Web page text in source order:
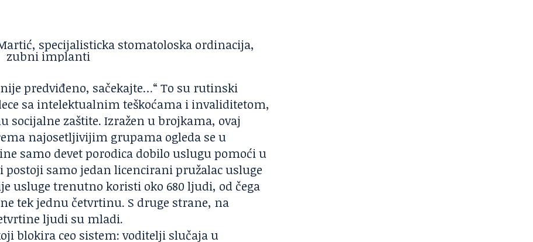
predviđeno, sačekajte…“ To su rutinski
sa intelektualnim teškoćama i invaliditetom,
socijalne zaštite. Izražen u brojkama, ovaj
najosetljivijim grupama ogleda se u
samo devet porodica dobilo uslugu pomoći u
samo jedan licencirani pružalac usluge
usluge trenutno koristi oko 680 ljudi, od čega
tek jednu četvrtinu. S druge strane, na
ljudi su mladi.
blokira ceo sistem: voditelji slučaja u